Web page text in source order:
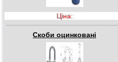
Ціна:
Скоби оцинковані